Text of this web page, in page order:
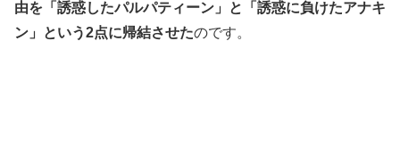
由を「誘惑したパルパティーン」と「誘惑に負けたアナキ
ン」という2点に帰結させたのです。